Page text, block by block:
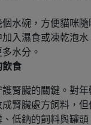
水碗，方便貓咪隨
入濕食或凍乾泡
水分。
飲食
腎臟的關鍵。對
腎臟處方飼料，
低鈉的飼料與罐